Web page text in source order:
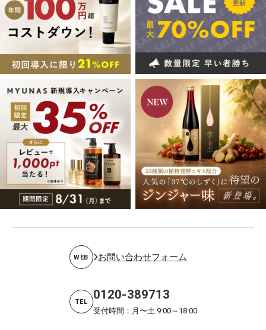
WEB お問い合わせフォーム
TEL 0120-389713
受付時間：月〜土 9:00～18:00